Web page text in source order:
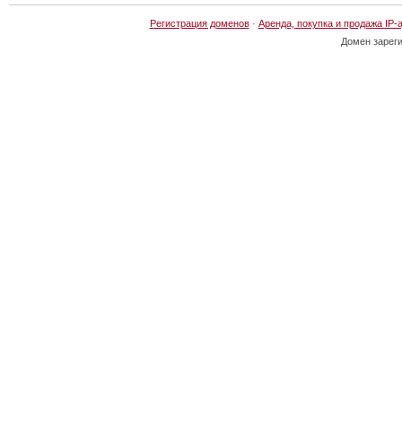
Регистрация доменов· Аренда, покупка и продажа IP-
Домен